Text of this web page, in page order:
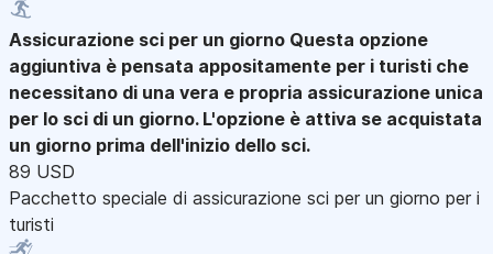
Assicurazione sci per un giorno Questa opzione
aggiuntiva è pensata appositamente per i turisti che
necessitano di una vera e propria assicurazione unica
per lo sci di un giorno. L'opzione è attiva se acquistata
un giorno prima dell'inizio dello sci.
89 USD
Pacchetto speciale di assicurazione sci per un giorno per i
turisti